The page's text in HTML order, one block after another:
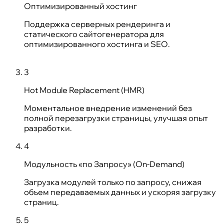
Оптимизированный хостинг
Поддержка серверных рендеринга и
статического сайтогенератора для
оптимизированного хостинга и SEO.
3
Hot Module Replacement (HMR)
Моментальное внедрение изменений без
полной перезагрузки страницы, улучшая опыт
разработки.
4
Модульность «по Запросу» (On-Demand)
Загрузка модулей только по запросу, снижая
объем передаваемых данных и ускоряя загрузку
страниц.
5